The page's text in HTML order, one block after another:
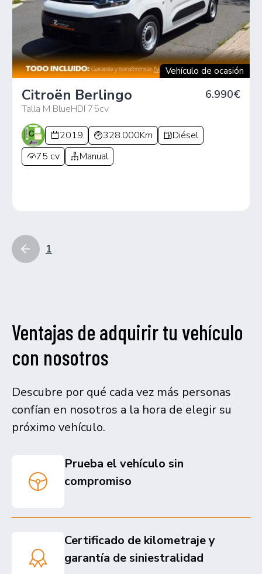
Vehículo de ocasión
Citroën Berlingo
Talla M BlueHDI 75cv
6.990€
2019 328.000Km
Diésel
75 cv
Manual
1
Ventajas de adquirir tu vehículo
con nosotros
Descubre por qué cada vez más personas
confían en nosotros a la hora de elegir su
próximo vehículo.
Prueba el vehículo sin
compromiso
Certificado de kilometraje y
garantía de siniestralidad